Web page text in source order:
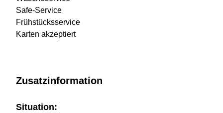
Safe-Service
Frühstücksservice
Karten akzeptiert
Zusatzinformation
Situation: